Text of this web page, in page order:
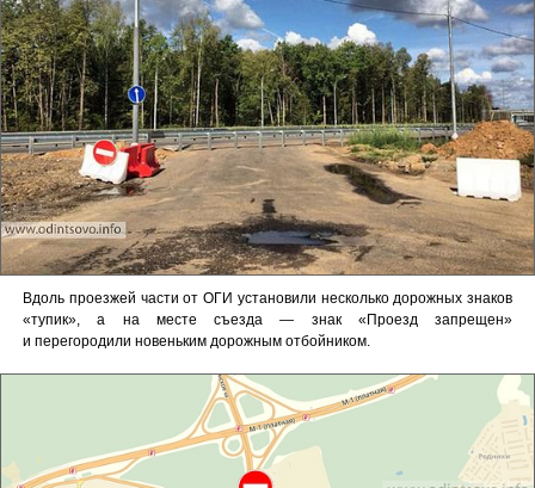
Вдоль проезжей части от ОГИ установили несколько дорожных знаков
«тупик», а на месте съезда — знак «Проезд запрещен»
и перегородили новеньким дорожным отбойником.